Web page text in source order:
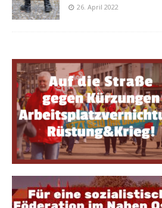
26. April 2022